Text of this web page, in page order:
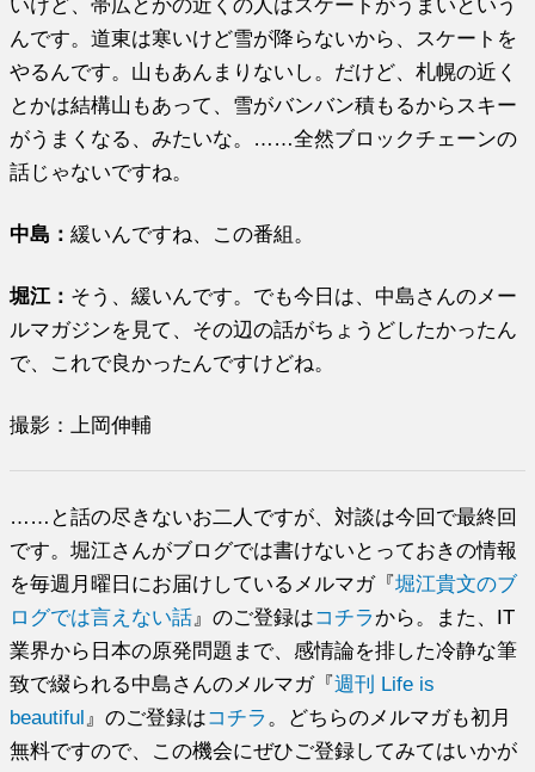
いけど、帯広とかの近くの人はスケートがうまいという
んです。道東は寒いけど雪が降らないから、スケートを
やるんです。山もあんまりないし。だけど、札幌の近く
とかは結構山もあって、雪がバンバン積もるからスキー
がうまくなる、みたいな。……全然ブロックチェーンの
話じゃないですね。
中島：緩いんですね、この番組。
堀江 ： そう、緩いんです。でも今日は、中島さんのメー
ルマガジンを見て、その辺の話がちょうどしたかったん
で、これで良かったんですけどね。
撮影：上岡伸輔
……と話の尽きないお二人ですが、対談は今回で最終回
です。堀江さんがブログでは書けないとっておきの情報
を毎週月曜日にお届けしているメルマガ『堀江貴文のブ
ログでは言えない話 』のご登録はコチラ から。また、IT
業界から日本の原発問題まで、感情論を排した冷静な筆
致で綴られる中島さんのメルマガ『週刊 Life is
beautiful 』のご登録はコチラ 。どちらのメルマガも初月
無料ですので、この機会にぜひご登録してみてはいかが